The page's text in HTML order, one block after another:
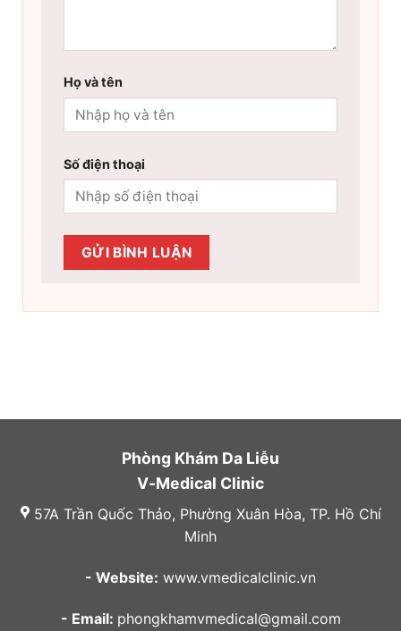
Họ và tên
Số điện thoại
Phòng Khám Da Liễu
V-Medical Clinic
57A Trần Quốc Thảo, Phường Xuân Hòa, TP. Hồ Chí
Minh
- Website: www.vmedicalclinic.vn
- Email: phongkhamvmedical@gmail.com